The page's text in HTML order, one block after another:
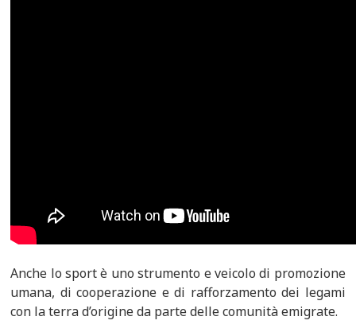
Anche lo sport è uno strumento e veicolo di promozione
umana, di cooperazione e di rafforzamento dei legami
con la terra d’origine da parte delle comunità emigrate.